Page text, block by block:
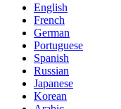
English
French
German
Portuguese
Spanish
Russian
Japanese
Korean